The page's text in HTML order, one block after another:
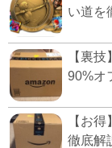
い道を
【裏
90%オ
【お
徹底解